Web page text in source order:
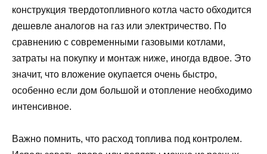
конструкция твердотопливного котла часто обходится
дешевле аналогов на газ или электричество. По
сравнению с современными газовыми котлами,
затраты на покупку и монтаж ниже, иногда вдвое. Это
значит, что вложение окупается очень быстро,
особенно если дом большой и отопление необходимо
интенсивное.
Важно помнить, что расход топлива под контролем.